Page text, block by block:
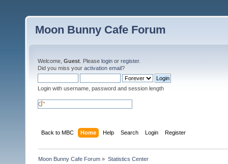
Moon Bunny Cafe Forum
Welcome, Guest . Please login or register.
Did you miss your activation email?
Login with username, password and session length
Back to MBC Home Help Search Login Register
Moon Bunny Cafe Forum » Statistics Center